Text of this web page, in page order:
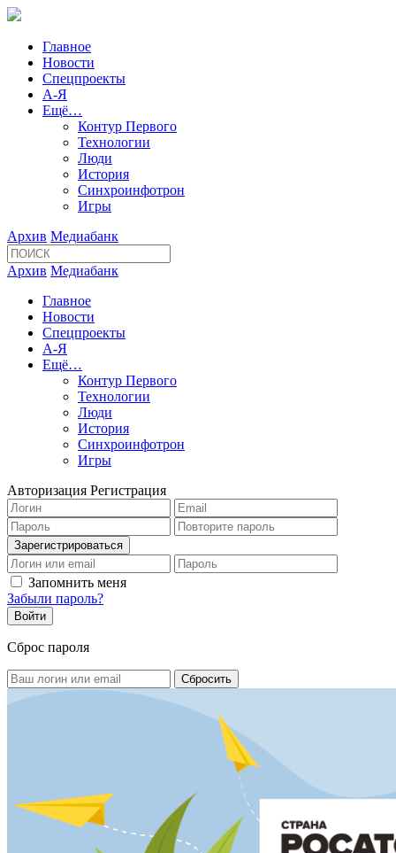
Главное
Новости
Спецпроекты
А-Я
Ещё…
Контур Первого
Технологии
Люди
История
Синхроинфотрон
Игры
Архив Медиабанк
Архив Медиабанк
Главное
Новости
Спецпроекты
А-Я
Ещё…
Контур Первого
Технологии
Люди
История
Синхроинфотрон
Игры
Авторизация Регистрация
Запомнить меня
Забыли пароль?
Сброс пароля